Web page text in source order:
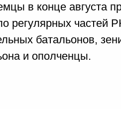
в конце августа
регулярных
батальонов,
и ополченцы.